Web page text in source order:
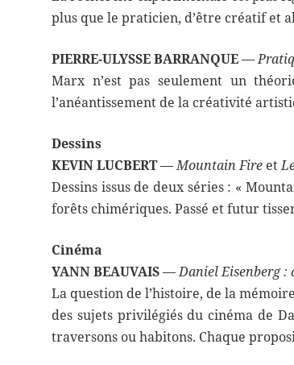
plus que le praticien, d’être créatif et
PIERRE-ULYSSE BARRANQUE—
Marx n’est pas seulement un
l’anéantissement de la créativité
Dessins
KEVIN LUCBERT—Mountain Fire et
Dessins issus de deux séries : «
forêts chimériques. Passé et futur
Cinéma
YANN BEAUVAIS—Daniel Eisenberg :
La question de l’histoire, de la
des sujets privilégiés du cinéma de
traversons ou habitons. Chaque